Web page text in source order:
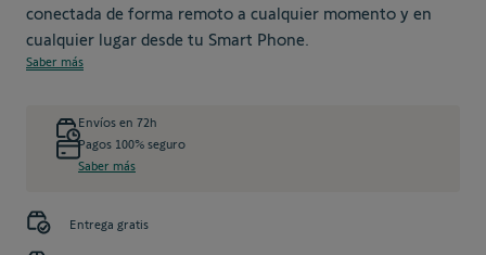
conectada de forma remoto a cualquier momento y en
cualquier lugar desde tu Smart Phone.
Saber más
Envíos en 72h
Pagos 100% seguro
Saber más
Entrega gratis